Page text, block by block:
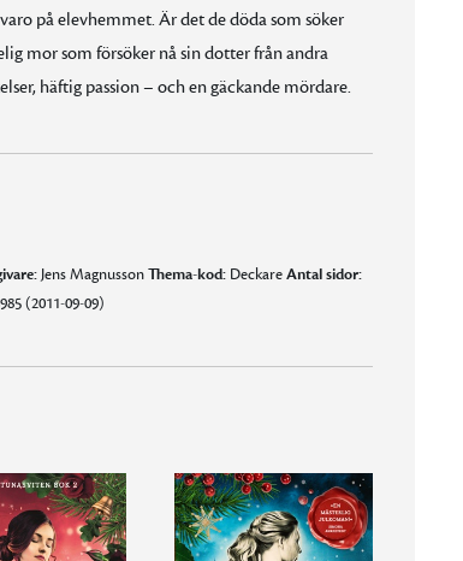
på elevhemmet. Är det de döda som söker
mor som försöker nå sin dotter från andra
häftig passion – och en gäckande mördare.
Jens MagnussonThema-kod:DeckareAntal sidor:
(2011-09-09)